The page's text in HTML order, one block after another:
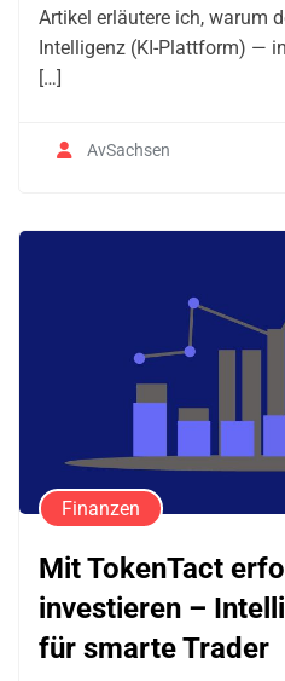
Artikel erläutere ich, warum
Intelligenz (KI-Plattform) —
[…]
AvSachsen
Finanzen
Mit TokenTact
investieren –
für smarte Trader